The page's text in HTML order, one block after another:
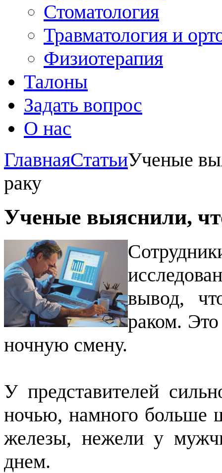
Стоматология
Травматология и
Физиотерапия
Талоны
Задать вопрос
О нас
ГлавнаяСтатьиУченые
раку
Ученые выяснили,
вывод,
раком.
ночную смену.
У представителей
ночью, намного больше
железы, нежели у
днем.